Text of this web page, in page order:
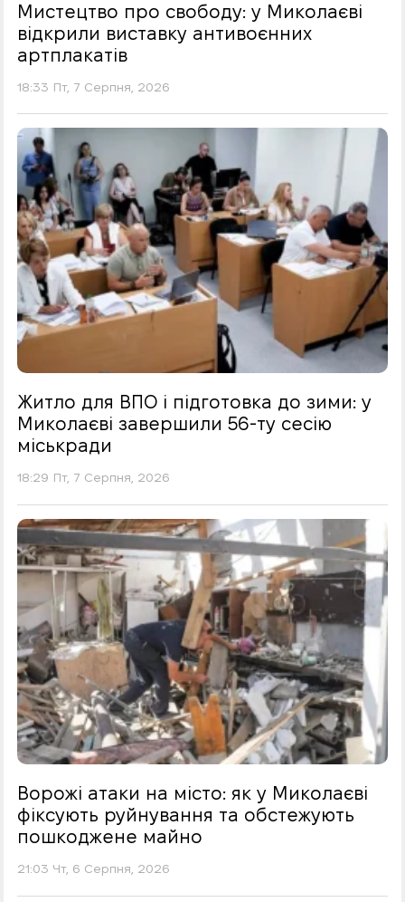
Мистецтво про свободу: у Миколаєві
відкрили виставку антивоєнних
артплакатів
18:33 Пт, 7 Серпня, 2026
Житло для ВПО і підготовка до зими: у
Миколаєві завершили 56-ту сесію
міськради
18:29 Пт, 7 Серпня, 2026
Ворожі атаки на місто: як у Миколаєві
фіксують руйнування та обстежують
пошкоджене майно
21:03 Чт, 6 Серпня, 2026